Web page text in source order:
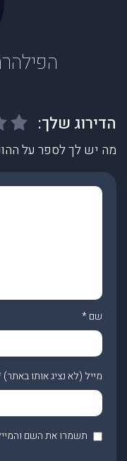
מה יש לך לספר על
שם*
מייל (לא נציג אותו באתר)
תשמרו את השם